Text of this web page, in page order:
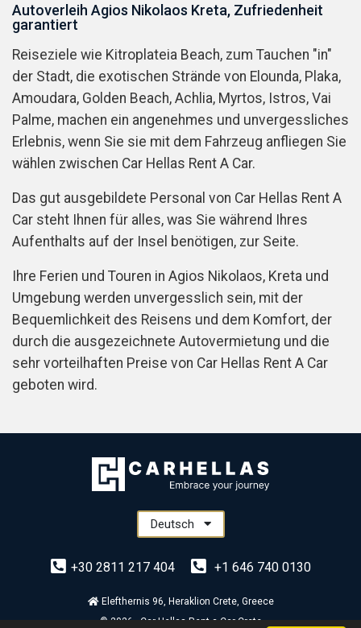
Autoverleih Agios Nikolaos Kreta, Zufriedenheit
garantiert
Reiseziele wie Kitroplateia Beach, zum Tauchen "in"
der Stadt, die exotischen Strände von Elounda, Plaka,
Amoudara, Golden Beach, Achlia, Myrtos, Istros, Vai
Palme, machen ein angenehmes und unvergessliches
Erlebnis, wenn Sie sie mit dem Fahrzeug anfliegen Sie
wählen zwischen Car Hellas Rent A Car.
Das gut ausgebildete Personal von Car Hellas Rent A
Car steht Ihnen für alles, was Sie während Ihres
Aufenthalts auf der Insel benötigen, zur Seite.
Ihre Ferien und Touren in Agios Nikolaos, Kreta und
Umgebung werden unvergesslich sein, mit der
Bequemlichkeit des Reisens und dem Komfort, der
durch die ausgezeichnete Autovermietung und die
sehr vorteilhaften Preise von Car Hellas Rent A Car
geboten wird.
Deutsch
+30 2811 217 404 +1 646 740 0130
Elefthernis 96, Heraklion Crete, Greece
© 2026 - Car Hellas Rent a Car Crete